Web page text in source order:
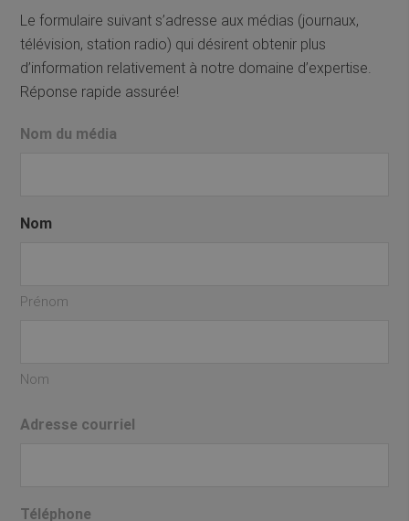
Le formulaire suivant s’adresse aux médias (journaux,
télévision, station radio) qui désirent obtenir plus
d’information relativement à notre domaine d’expertise.
Réponse rapide assurée!
Nom du média
Nom
Prénom
Nom
Adresse courriel
Téléphone